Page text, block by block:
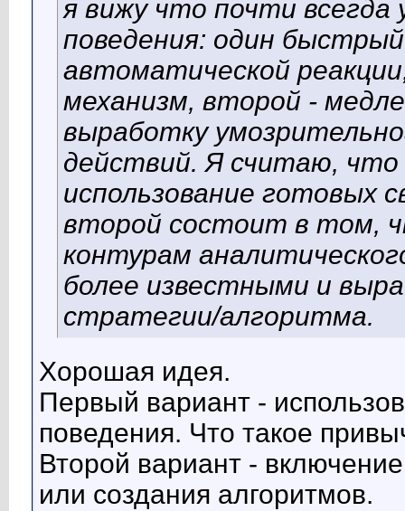
я вижу что почти
поведения: один
автоматической
механизм, второй -
выработку
действий. Я считаю,
использование готовых
второй состоит в том,
контурам
более известными и
стратегии/алгоритма.
Хорошая идея.
Первый вариант -
поведения. Что такое
Второй вариант -
или создания алгоритмов.